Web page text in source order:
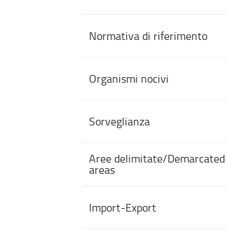
Normativa di riferimento
Organismi nocivi
Sorveglianza
Aree delimitate/Demarcated
areas
Import-Export